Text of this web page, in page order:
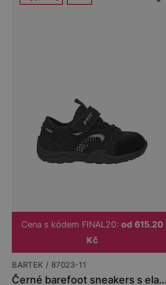
Cena s kódem FINAL20: od 615.20
Kč
BARTEK / 87023-11
Černé barefoot sneakers s elastickými tkaničkami BARTEK 87023-11